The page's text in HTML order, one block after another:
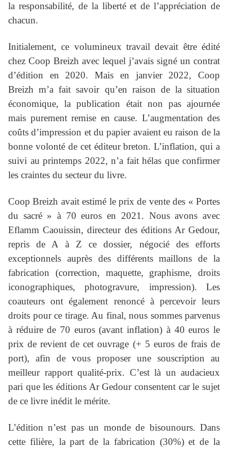
la responsabilité, de la liberté et de l’appréciation de
chacun.
Initialement, ce volumineux travail devait être édité
chez Coop Breizh avec lequel j’avais signé un contrat
d’édition en 2020. Mais en janvier 2022, Coop
Breizh m’a fait savoir qu’en raison de la situation
économique, la publication était non pas ajournée
mais purement remise en cause. L’augmentation des
coûts d’impression et du papier avaient eu raison de la
bonne volonté de cet éditeur breton. L’inflation, qui a
suivi au printemps 2022, n’a fait hélas que confirmer
les craintes du secteur du livre.
Coop Breizh avait estimé le prix de vente des « Portes
du sacré » à 70 euros en 2021. Nous avons avec
Eflamm Caouissin, directeur des éditions Ar Gedour,
repris de A à Z ce dossier, négocié des efforts
exceptionnels auprès des différents maillons de la
fabrication (correction, maquette, graphisme, droits
iconographiques, photogravure, impression). Les
coauteurs ont également renoncé à percevoir leurs
droits pour ce tirage. Au final, nous sommes parvenus
à réduire de 70 euros (avant inflation) à 40 euros le
prix de revient de cet ouvrage (+ 5 euros de frais de
port), afin de vous proposer une souscription au
meilleur rapport qualité-prix. C’est là un audacieux
pari que les éditions Ar Gedour consentent car le sujet
de ce livre inédit le mérite.
L’édition n’est pas un monde de bisounours. Dans
cette filière, la part de la fabrication (30%) et de la